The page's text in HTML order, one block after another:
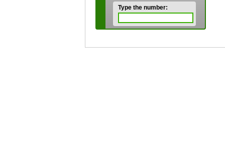
Type the number: